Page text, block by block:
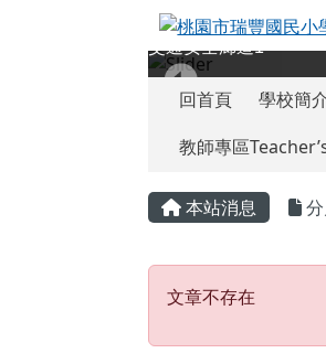
桃園市瑞豐國民
交通安全廊道1
回首頁
教師專區
主內容區域
本站消息
文章不存在
文章不存在